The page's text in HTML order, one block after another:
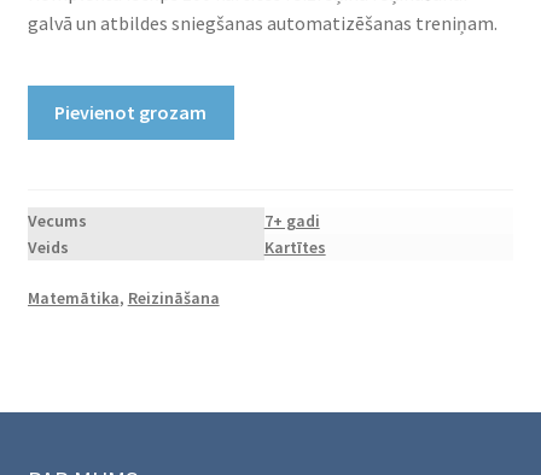
galvā un atbildes sniegšanas automatizēšanas treniņam.
Pievienot grozam
Vecums
7+ gadi
Veids
Kartītes
Matemātika, Reizināšana